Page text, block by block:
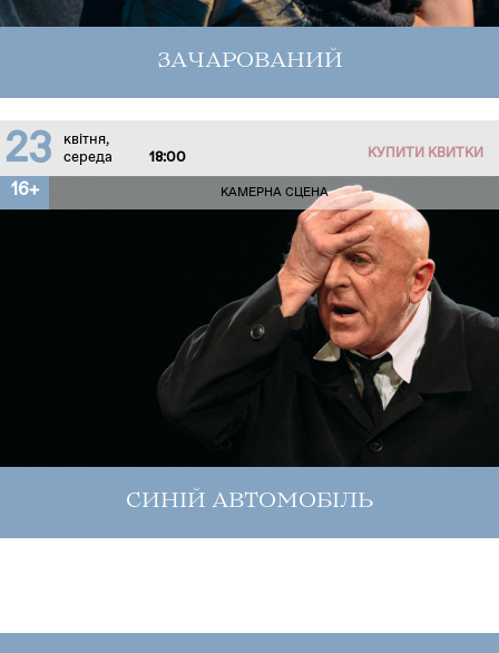
ЗАЧАРОВАНИЙ
23
квітня,
середа
18:00 КУПИТИ КВИТКИ
16+ КАМЕРНА СЦЕНА
СИНІЙ АВТОМОБІЛЬ